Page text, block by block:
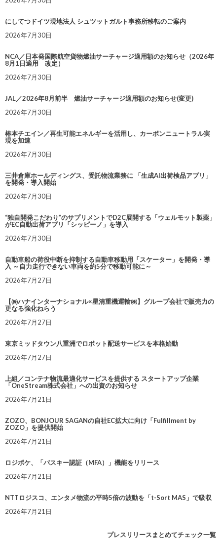
にしてつドイツ現地法人 シュツットガルト事務所移転のご案内
2026年7月30日
NCA／日本発国際航空貨物燃油サーチャージ適用額のお知らせ（2026年
8月1日適用 改定）
2026年7月30日
JAL／2026年8月前半 燃油サーチャージ適用額のお知らせ(変更)
2026年7月30日
椿本チエイン／再生可能エネルギーを活用し、カーボンニュートラル実
現を加速
2026年7月30日
三井倉庫ホールディングス、受託物流業務に 「生成AI出荷検品アプリ」
を開発・導入開始
2026年7月30日
“独自開発こだわり”のサプリメントでD2C展開する「ウェルモット製薬」
がEC自動出荷アプリ「シッピーノ」を導入
2026年7月30日
自動車船の荷役中断を抑制する自動車移動用「スケーター」を開発・導
入 ～自力走行できない車両を約5分で移動可能に～
2026年7月27日
【㈱ハナインターナショナル×星清重機運輸㈱】グループ会社で販売力の
更なる強化ねらう
2026年7月27日
東京ミッドタウン八重洲でロボット配送サービスを本格始動
2026年7月27日
上組／コンテナ物流最適化サービスを提供する スタートアップ企業
「OneStream株式会社」への出資のお知らせ
2026年7月21日
ZOZO、BONJOUR SAGANの自社EC拡大に向け「Fulfillment by
ZOZO」を提供開始
2026年7月21日
ロジポケ、「パスキー認証（MFA）」機能をリリース
2026年7月21日
NTTロジスコ、エンタメ物流の平時5倍の波動を「t-Sort MAS」で吸収
2026年7月21日
プレスリリースまとめてチェック一覧